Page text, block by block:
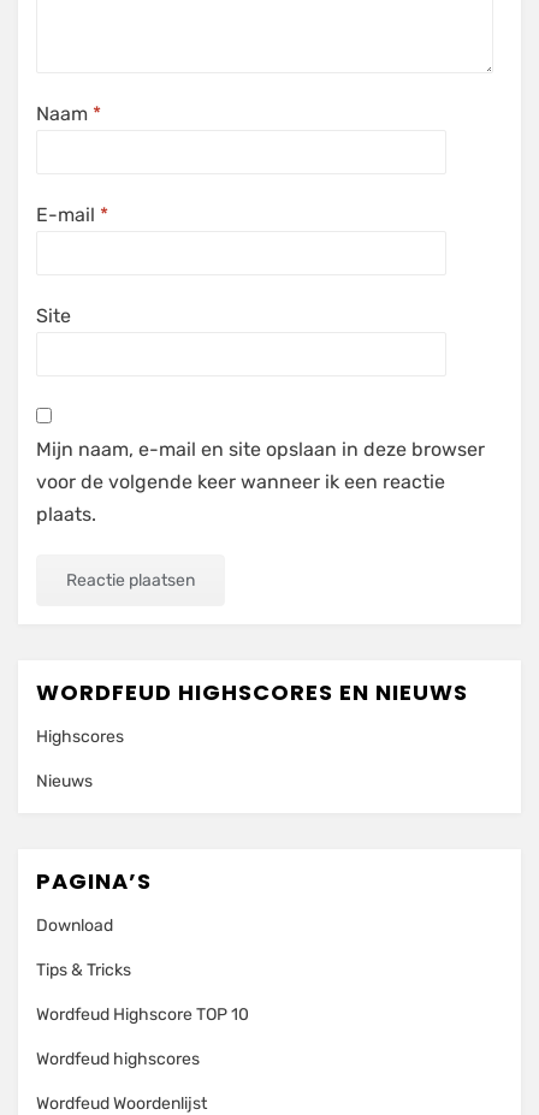
Naam *
E-mail *
Site
Mijn naam, e-mail en site opslaan in deze browser
voor de volgende keer wanneer ik een reactie
plaats.
WORDFEUD HIGHSCORES EN NIEUWS
Highscores
Nieuws
PAGINA’S
Download
Tips & Tricks
Wordfeud Highscore TOP 10
Wordfeud highscores
Wordfeud Woordenlijst